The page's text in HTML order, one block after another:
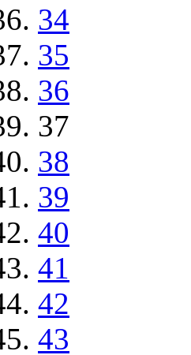
34
35
36
37
38
39
40
41
42
43